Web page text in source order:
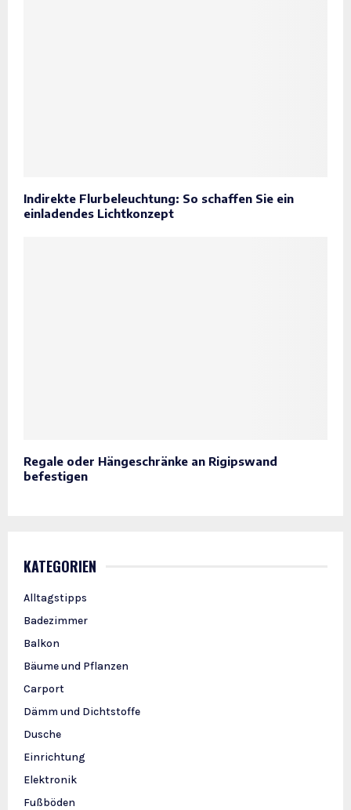
Indirekte Flurbeleuchtung: So schaffen Sie ein
einladendes Lichtkonzept
Regale oder Hängeschränke an Rigipswand
befestigen
KATEGORIEN
Alltagstipps
Badezimmer
Balkon
Bäume und Pflanzen
Carport
Dämm und Dichtstoffe
Dusche
Einrichtung
Elektronik
Fußböden